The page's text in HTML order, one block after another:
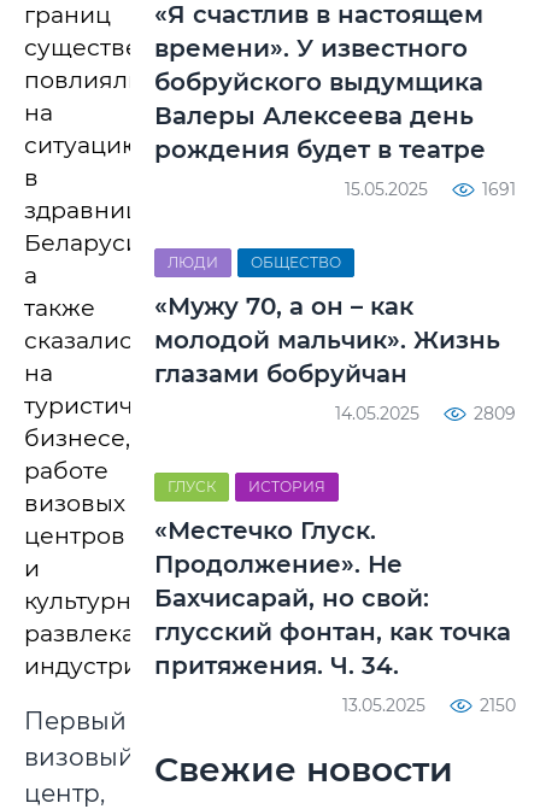
границ
существенно
повлияли
на
ситуацию
в
здравницах
Беларуси,
а
также
сказались
на
туристическом
бизнесе,
работе
визовых
центров
и
культурно-
развлекательной
индустрии.
Первый
визовый
центр,
«Я счастлив в настоящем
времени». У известного
бобруйского выдумщика
Валеры Алексеева день
рождения будет в театре
15.05.2025 1691
ЛЮДИ ОБЩЕСТВО
«Мужу 70, а он – как
молодой мальчик». Жизнь
глазами бобруйчан
14.05.2025 2809
ГЛУСК ИСТОРИЯ
«Местечко Глуск.
Продолжение». Не
Бахчисарай, но свой:
глусский фонтан, как точка
притяжения. Ч. 34.
13.05.2025 2150
Свежие новости